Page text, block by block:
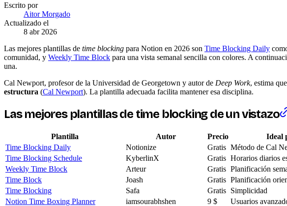
Escrito por
Aitor Morgado
Actualizado el
8 abr 2026
Las mejores plantillas de time blocking para Notion en 2026 son Time Blocking Daily
comunidad, y Weekly Time Block para una vista semanal sencilla con colores. A
una.
Cal Newport, profesor de la Universidad de Georgetown y autor de Deep Work, estima
estructura (Cal Newport). La plantilla adecuada facilita mantener esa disciplina.
Las mejores plantillas de time blockingde un vistazo
Plantilla Autor Precio
Ideal
Time Blocking Daily
Notionize Gratis Método de Cal
Time Blocking Schedule
KyberlinX Gratis Horarios diarios
Weekly Time Block
Arteur Gratis Planificación
Time Block
Joash Gratis Planificación
Time Blocking
Safa Gratis Simplicidad
Notion Time Boxing Planner
iamsourabhshen 9 $
Usuarios